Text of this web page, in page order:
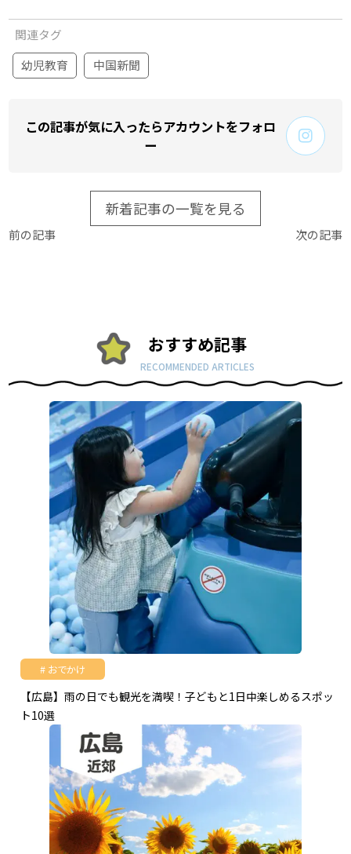
関連タグ
幼児教育
中国新聞
この記事が気に入ったらアカウントをフォロ
ー
新着記事の一覧を見る
前の記事 次の記事
おすすめ記事
RECOMMENDED ARTICLES
おでかけ
【広島】雨の日でも観光を満喫！子どもと1日中楽しめるスポッ
ト10選